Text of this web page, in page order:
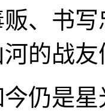
、书
的战
仍是星